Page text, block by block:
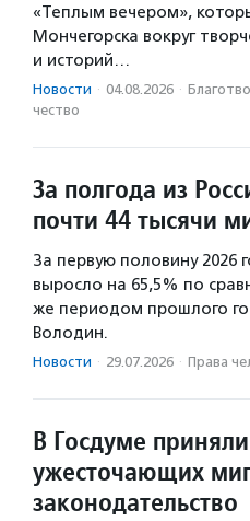
«Теплым вечером»,
Мончегорска вокруг
и историй…
Новости · 04.08.2026 ·
чест­во
За полгода из
почти 44 тысячи
За первую половину 2026
выросло на 65,5% по
же периодом прошлого
Володин.
Новости · 29.07.2026 · Права
В Госдуме
ужесточающих
законодательство